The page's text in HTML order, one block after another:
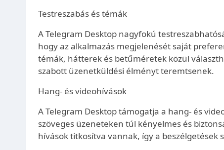
Testreszabás és témák
A Telegram Desktop nagyfokú
hogy az alkalmazás megjelenését saját
témák, hátterek és betűméretek közül
szabott üzenetküldési élményt teremtsenek.
Hang- és videohívások
A Telegram Desktop támogatja a hang- és
szöveges üzeneteken túl kényelmes és
hívások titkosítva vannak, így a